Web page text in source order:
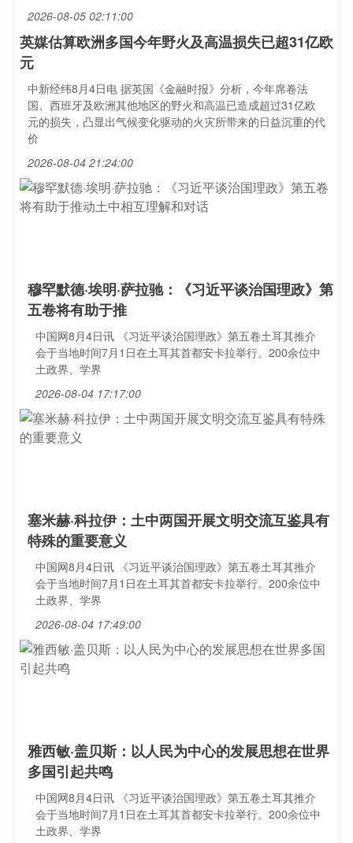
2026-08-05 02:11:00
英媒估算欧洲多国今年野火及高温损失已超31亿欧
元
中新经纬8月4日电 据英国《金融时报》分析，今年席卷法
国、西班牙及欧洲其他地区的野火和高温已造成超过31亿欧
元的损失，凸显出气候变化驱动的火灾所带来的日益沉重的代
价
2026-08-04 21:24:00
穆罕默德·埃明·萨拉驰：《习近平谈治国理政》第
五卷将有助于推
中国网8月4日讯 《习近平谈治国理政》第五卷土耳其推介
会于当地时间7月1日在土耳其首都安卡拉举行。200余位中
土政界、学界
2026-08-04 17:17:00
塞米赫·科拉伊：土中两国开展文明交流互鉴具有
特殊的重要意义
中国网8月4日讯 《习近平谈治国理政》第五卷土耳其推介
会于当地时间7月1日在土耳其首都安卡拉举行。200余位中
土政界、学界
2026-08-04 17:49:00
雅西敏·盖贝斯：以人民为中心的发展思想在世界
多国引起共鸣
中国网8月4日讯 《习近平谈治国理政》第五卷土耳其推介
会于当地时间7月1日在土耳其首都安卡拉举行。200余位中
土政界、学界